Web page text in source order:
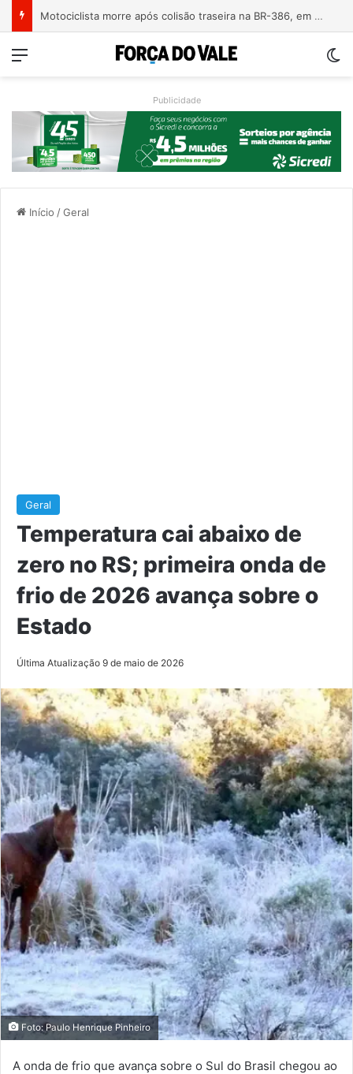
Motociclista morre após colisão traseira na BR-386, em Triunfo
Menu
Publicidade
Início /Geral
Geral
Temperatura cai abaixo de
zero no RS; primeira onda de
frio de 2026 avança sobre o
Estado
Última Atualização 9 de maio de 2026
Foto: Paulo Henrique Pinheiro
A onda de frio que avança sobre o Sul do Brasil chegou ao